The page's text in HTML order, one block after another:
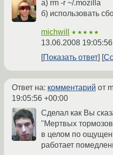
а) rm -r ~/.mozilla
б) использовать
michwill ★★★★★
13.06.2008
Показать ответ
Ответ на: комментарий от
19:05:56 +00:00
Сделал как Вы
"Мертвых
в целом по
работает